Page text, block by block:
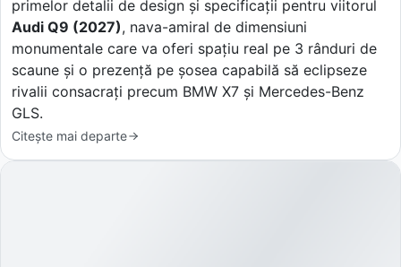
primelor detalii de design și specificații pentru viitorul
Audi Q9 (2027), nava-amiral de dimensiuni
monumentale care va oferi spațiu real pe 3 rânduri de
scaune și o prezență pe șosea capabilă să eclipseze
rivalii consacrați precum BMW X7 și Mercedes-Benz
GLS.
Citește mai departe